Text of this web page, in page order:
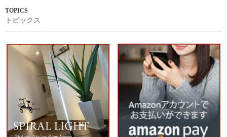
トピックス